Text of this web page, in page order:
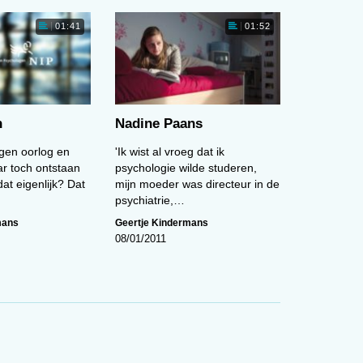
01:41
oorlog en
toch ontstaan
eigenlijk? Dat
01:52
Nadine Paans
'Ik wist al vroeg dat ik
psychologie wilde studeren,
mijn moeder was directeur in de
psychiatrie,…
Geertje Kindermans
08/01/2011